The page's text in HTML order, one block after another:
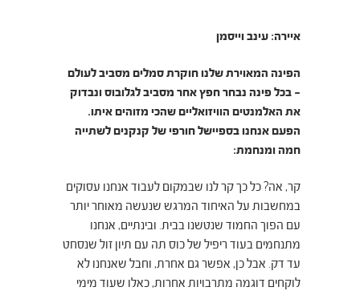
איירה: עינב וייסמן
הפינה המאוירת שלנו חוקרת סמלים מסביב לעולם
– בכל פינה נבחר חפץ אחר מסביב לגלובוס ונבדוק
את האלמנטים הוויזואליים שהכי מזוהים איתו.
הפעם אנחנו בספיישל חורפי של קנקנים לשתייה
חמה ומנחמת:
קר, אה? כל כך קר לנו שבמקום לעבוד אנחנו עסוקים
במחשבות על האיחוד המרגש שנעשה מאוחר יותר
עם הפוך החמוד שנטשנו בבית. ובינתיים, אנחנו
מתנחמים בעוד ריפיל של כוס תה עם תיון זול שנסחט
עד דק. אבל כן, אפשר גם אחרת, וחבל שאנחנו לא
לוקחים דוגמה מתרבויות אחרות, כאלו שעוד מימי